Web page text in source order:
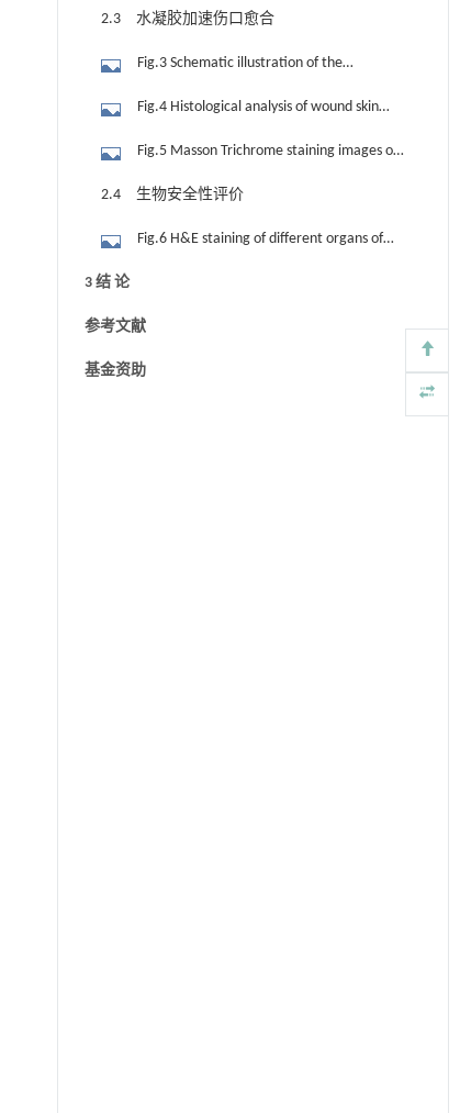
temperature(B), SEM images of PNSP Gel at
shrinkage behavior of PNSP Gel at 37 ℃ for 2
h(D), cumulative release rate curve of CDs
induced by CDs(F)
different concentrations of CDs for 10 min
with 25 mW/cm2 xenon lamp irradiation,
before(D) and after(E) treatment by PDT, and
SEM images of E. coli before(F) and after(G)
2.3 水凝胶加速伤口愈合
Fig.3 Schematic illustration of the
representative photos of the wound healing
process in mice treated with control, PNS Gel,
relative area changes of infected wounds
during treatments(C)
Fig.4 Histological analysis of wound skin
Fig.5 Masson Trichrome staining images of
2.4 生物安全性评价
Fig.6 H&E staining of different organs of
healthy mice with different treatments
3 结 论
参考文献
基金资助